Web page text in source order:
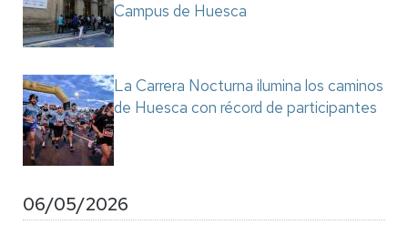
Campus de Huesca
La Carrera Nocturna ilumina los caminos
de Huesca con récord de participantes
06/05/2026